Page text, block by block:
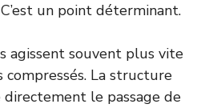
un point déterminant.
agissent souvent plus vite
compressés. La structure
le passage de